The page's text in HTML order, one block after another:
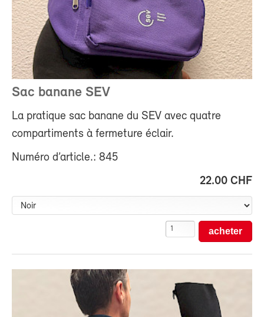
Sac banane SEV
La pratique sac banane du SEV avec quatre
compartiments à fermeture éclair.
Numéro d’article.: 845
22.00 CHF